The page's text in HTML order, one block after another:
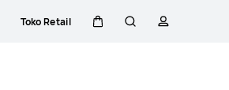
Toko Retail